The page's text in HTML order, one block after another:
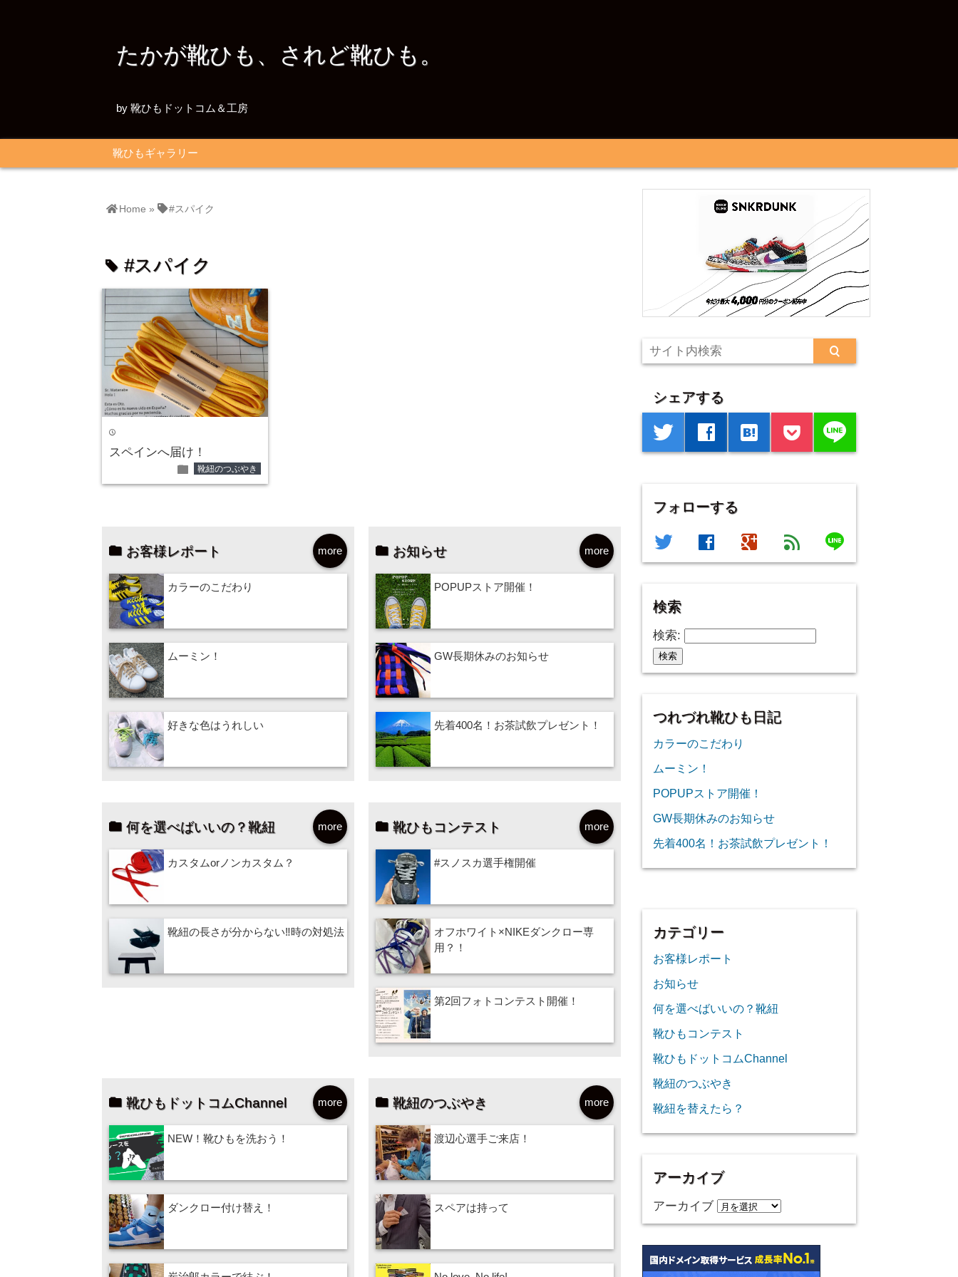
たかが靴ひも、されど靴ひも。
by 靴ひもドットコム＆工房
靴ひもギャラリー
Home » #スパイク
tag #スパイク
time
スペインへ届け！
folder 靴紐のつぶやき
more
お客様レポート
カラーのこだわり
ムーミン！
好きな色はうれしい
more
お知らせ
POPUPストア開催！
GW長期休みのお知らせ
先着400名！お茶試飲プレゼント！
more
何を選べばいいの？靴紐
カスタムorノンカスタム？
靴紐の長さが分からない‼時の対処法
more
靴ひもコンテスト
#スノスカ選手権開催
オフホワイト×NIKEダンクロー専
用？！
第2回フォトコンテスト開催！
more
靴ひもドットコムChannel
NEW！靴ひもを洗おう！
ダンクロー付け替え！
more
靴紐のつぶやき
渡辺心選手ご来店！
スペアは持って
シェアする
twitter facebook hatenabookmark line
フォローする
twitter facebook google feed line
検索
検索:
つれづれ靴ひも日記
カラーのこだわり
ムーミン！
POPUPストア開催！
GW長期休みのお知らせ
先着400名！お茶試飲プレゼント！
カテゴリー
お客様レポート
お知らせ
何を選べばいいの？靴紐
靴ひもコンテスト
靴ひもドットコムChannel
靴紐のつぶやき
靴紐を替えたら？
アーカイブ
アーカイブ